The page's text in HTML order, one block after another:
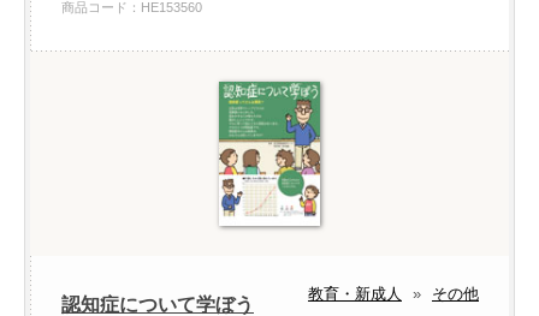
商品コード：HE153560
教育・新成人 » その他
認知症について学ぼう